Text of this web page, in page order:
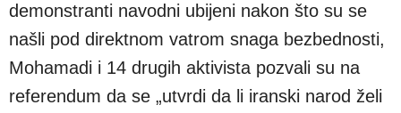
demonstranti navodni ubijeni nakon što su se
našli pod direktnom vatrom snaga bezbednosti,
Mohamadi i 14 drugih aktivista pozvali su na
referendum da se „utvrdi da li iranski narod želi